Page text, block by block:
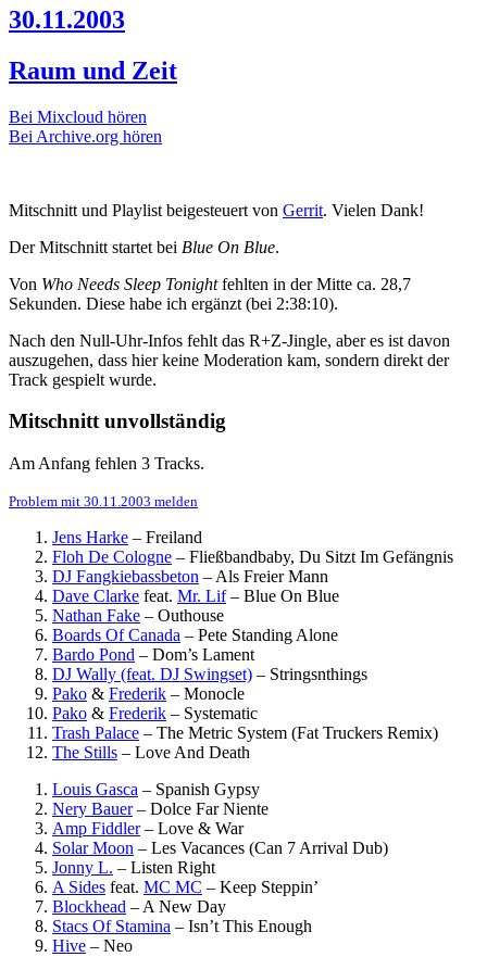
30.11.2003
Raum und Zeit
Bei Mixcloud hören
Bei Archive.org hören
Mitschnitt und Playlist beigesteuert von Gerrit. Vielen Dank!
Der Mitschnitt startet bei Blue On Blue.
Von Who Needs Sleep Tonightfehlten in der Mitte ca. 28,7
Sekunden. Diese habe ich ergänzt (bei 2:38:10).
Nach den Null-Uhr-Infos fehlt das R+Z-Jingle, aber es ist davon
auszugehen, dass hier keine Moderation kam, sondern direkt der
Track gespielt wurde.
Mitschnitt unvollständig
Am Anfang fehlen 3 Tracks.
Problem mit 30.11.2003 melden
Jens Harke – Freiland
Floh De Cologne – Fließbandbaby, Du Sitzt Im Gefängnis
DJ Fangkiebassbeton – Als Freier Mann
Dave Clarke feat. Mr. Lif– Blue On Blue
Nathan Fake – Outhouse
Boards Of Canada – Pete Standing Alone
Bardo Pond – Dom’s Lament
DJ Wally (feat. DJ Swingset) – Stringsnthings
Pako & Frederik – Monocle
Pako & Frederik – Systematic
Trash Palace – The Metric System (Fat Truckers Remix)
The Stills – Love And Death
Louis Gasca – Spanish Gypsy
Nery Bauer– Dolce Far Niente
Amp Fiddler– Love & War
Solar Moon – Les Vacances (Can 7 Arrival Dub)
Jonny L. – Listen Right
A Sides feat. MC MC – Keep Steppin’
Blockhead – A New Day
Stacs Of Stamina – Isn’t This Enough
Hive – Neo